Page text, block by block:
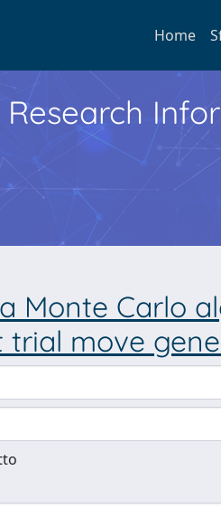
Home
Monte Carlo
move